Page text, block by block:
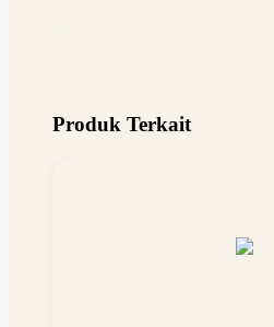
Produk Terkait